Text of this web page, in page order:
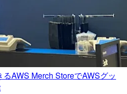
AWS Merch StoreでAWSグッ